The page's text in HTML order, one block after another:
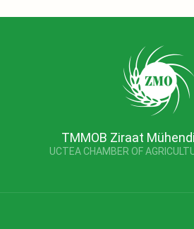
TMMOB Ziraat
UCTEA CHAMBER OF